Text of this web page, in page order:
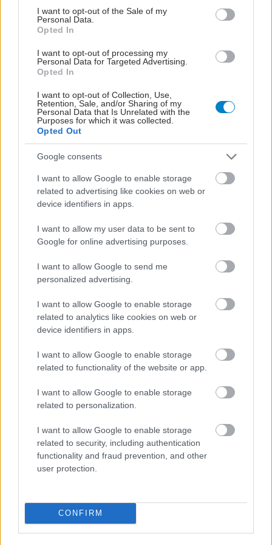
consent section.
I want to opt-out of the Sale of my
Personal Data.
Opted In
I want to opt-out of processing my
Personal Data for Targeted Advertising.
Opted In
I want to opt-out of Collection, Use,
Retention, Sale, and/or Sharing of my
Personal Data that Is Unrelated with the
Purposes for which it was collected.
Opted Out
Google consents
I want to allow Google to enable storage
related to advertising like cookies on web or
device identifiers in apps.
I want to allow my user data to be sent to
Google for online advertising purposes.
I want to allow Google to send me
personalized advertising.
I want to allow Google to enable storage
related to analytics like cookies on web or
device identifiers in apps.
I want to allow Google to enable storage
related to functionality of the website or app.
I want to allow Google to enable storage
related to personalization.
I want to allow Google to enable storage
related to security, including authentication
functionality and fraud prevention, and other
user protection.
CONFIRM
Loading...
ΣΗΜΕΡΑ ΣΤΟ IATRONET.GR
Η vegan διατροφή ακόμα και για ένα μήνα, συνδέεται
με χαμηλότερη φλεγμονή και επιβράδυνση της